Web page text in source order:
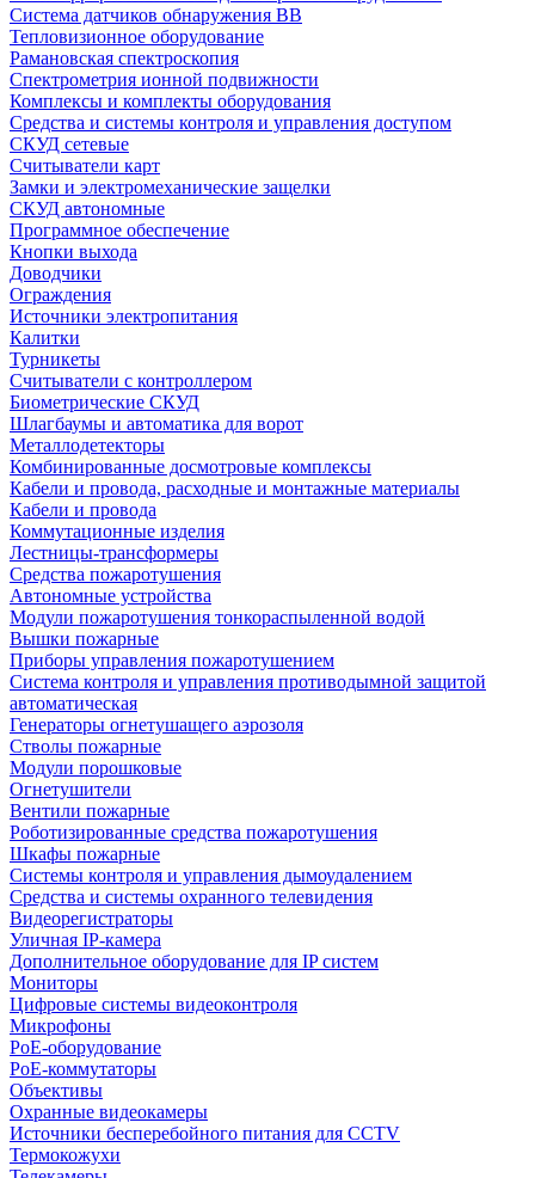
Cистема датчиков обнаружения ВВ
Тепловизионное оборудование
Рамановская спектроскопия
Спектрометрия ионной подвижности
Комплексы и комплекты оборудования
Средства и системы контроля и управления доступом
СКУД сетевые
Считыватели карт
Замки и электромеханические защелки
СКУД автономные
Программное обеспечение
Кнопки выхода
Доводчики
Ограждения
Источники электропитания
Калитки
Турникеты
Считыватели с контроллером
Биометрические СКУД
Шлагбаумы и автоматика для ворот
Металлодетекторы
Комбинированные досмотровые комплексы
Кабели и провода, расходные и монтажные материалы
Кабели и провода
Коммутационные изделия
Лестницы-трансформеры
Средства пожаротушения
Автономные устройства
Модули пожаротушения тонкораспыленной водой
Вышки пожарные
Приборы управления пожаротушением
Система контроля и управления противодымной защитой
автоматическая
Генераторы огнетушащего аэрозоля
Стволы пожарные
Модули порошковые
Огнетушители
Вентили пожарные
Роботизированные средства пожаротушения
Шкафы пожарные
Системы контроля и управления дымоудалением
Средства и системы охранного телевидения
Видеорегистраторы
Уличная IP-камера
Дополнительное оборудование для IP систем
Мониторы
Цифровые системы видеоконтроля
Микрофоны
PoE-оборудование
PoE-коммутаторы
Объективы
Охранные видеокамеры
Источники бесперебойного питания для CCTV
Термокожухи